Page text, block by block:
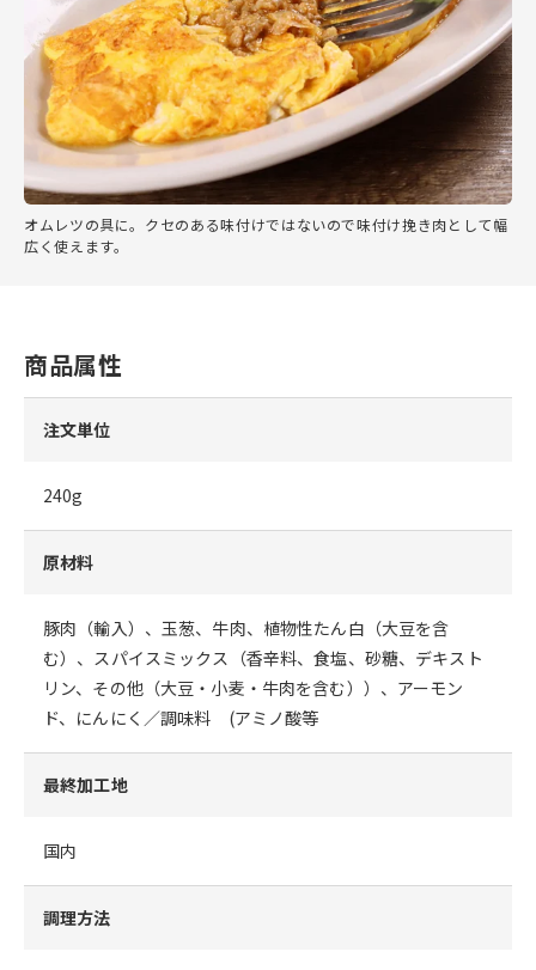
オムレツの具に。クセのある味付けではないので味付け挽き肉として幅
広く使えます。
商品属性
注文単位
240g
原材料
豚肉（輸入）、玉葱、牛肉、植物性たん白（大豆を含
む）、スパイスミックス（香辛料、食塩、砂糖、デキスト
リン、その他（大豆・小麦・牛肉を含む））、アーモン
ド、にんにく／調味料 (アミノ酸等
最終加工地
国内
調理方法